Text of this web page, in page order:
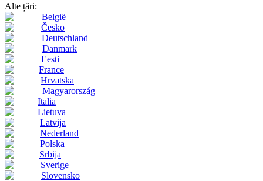
Alte țări:
België
Česko
Deutschland
Danmark
Eesti
France
Hrvatska
Magyarország
Italia
Lietuva
Latvija
Nederland
Polska
Srbija
Sverige
Slovensko